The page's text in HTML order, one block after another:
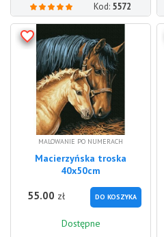
Kod: 5572
MALOWANIE PO NUMERACH
Macierzyńska troska
40x50cm
55.00 zł DO KOSZYKA
Dostępne